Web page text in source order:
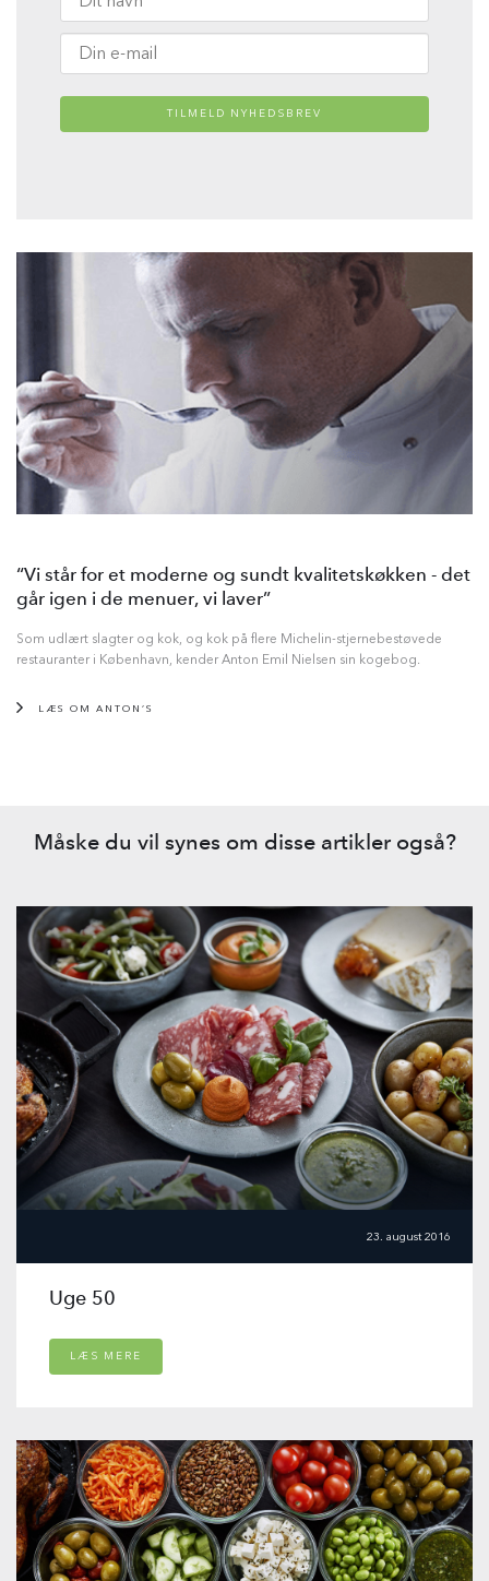
TILMELD NYHEDSBREV
“Vi står for et moderne og sundt kvalitetskøkken - det
går igen i de menuer, vi laver”
Som udlært slagter og kok, og kok på flere Michelin-stjernebestøvede
restauranter i København, kender Anton Emil Nielsen sin kogebog.
LÆS OM ANTON’S
Måske du vil synes om disse artikler også?
23. august 2016
Uge 50
LÆS MERE